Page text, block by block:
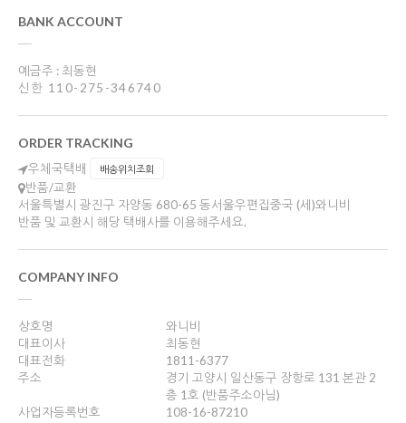
BANK ACCOUNT
예금주 : 최동현
신한 110-275-346740
ORDER TRACKING
우체국택배 배송위치조회
반품/교환
서울특별시 광진구 자양동 680-65 동서울우편집중국 (세)와니비
반품 및 교환시 해당 택배사를 이용해주세요.
COMPANY INFO
상호명
와니비
대표이사
최동현
대표전화
1811-6377
주소
경기 고양시 일산동구 장항로 131 본관 2
층 1호 (반품주소아님)
사업자등록번호
108-16-87210